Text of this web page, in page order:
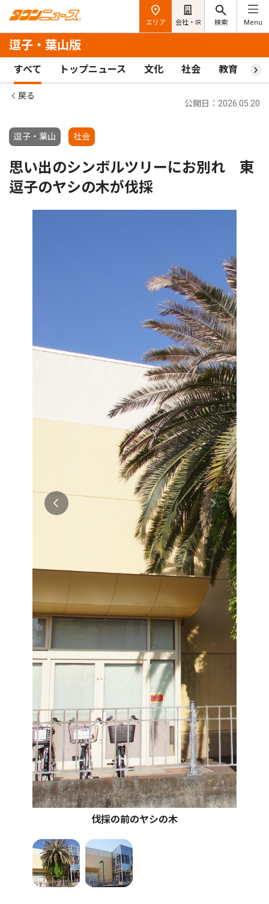
エリア 会社・IR 検索 Menu
逗子・葉山版
すべて トップニュース 文化 社会 教育 ス
戻る
逗子・葉山 社会
公開日：2026.05.20
思い出のシンボルツリーにお別れ 東
逗子のヤシの木が伐採
伐採の前のヤシの木